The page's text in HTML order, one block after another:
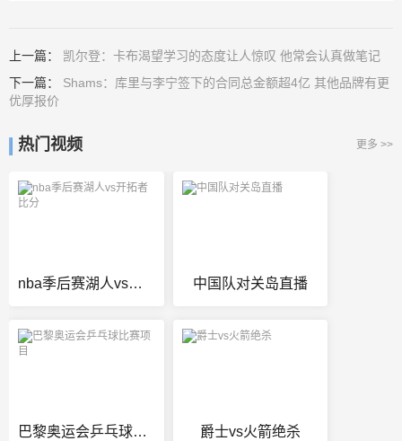
上一篇： 凯尔登：卡布渴望学习的态度让人惊叹 他常会认真做笔记
下一篇： Shams：库里与李宁签下的合同总金额超4亿 其他品牌有更
优厚报价
热门视频 更多 >>
nba季后赛湖人vs开拓者比分 中国队对关岛直播
巴黎奥运会乒乓球比赛项目 爵士vs火箭绝杀